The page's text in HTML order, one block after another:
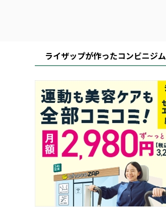
ライザップが作ったコンビニジム